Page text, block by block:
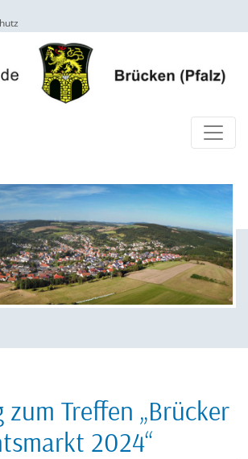
zum Treffen „Brücker
2024“